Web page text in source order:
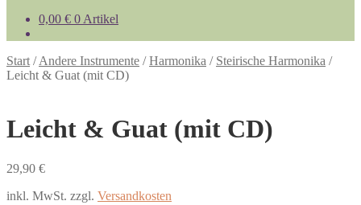
0,00 € 0 Artikel
Start /Andere Instrumente /Harmonika / Steirische Harmonika /
Leicht & Guat (mit CD)
Leicht & Guat (mit CD)
29,90 €
inkl. MwSt. zzgl. Versandkosten